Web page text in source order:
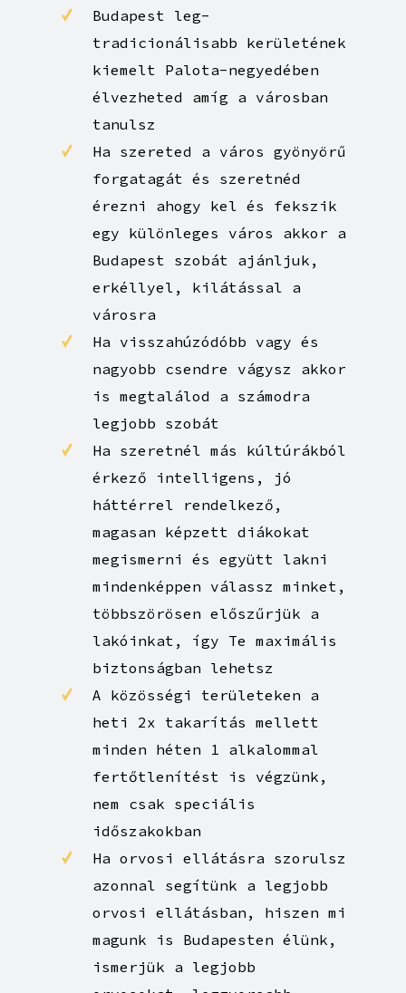
Budapest leg-
tradicionálisabb kerületének
kiemelt Palota-negyedében
élvezheted amíg a városban
tanulsz
Ha szereted a város gyönyörű
forgatagát és szeretnéd
érezni ahogy kel és fekszik
egy különleges város akkor a
Budapest szobát ajánljuk,
erkéllyel, kilátással a
városra
Ha visszahúzódóbb vagy és
nagyobb csendre vágysz akkor
is megtalálod a számodra
legjobb szobát
Ha szeretnél más kúltúrákból
érkező intelligens, jó
háttérrel rendelkező,
magasan képzett diákokat
megismerni és együtt lakni
mindenképpen válassz minket,
többszörösen előszűrjük a
lakóinkat, így Te maximális
biztonságban lehetsz
A közösségi területeken a
heti 2x takarítás mellett
minden héten 1 alkalommal
fertőtlenítést is végzünk,
nem csak speciális
időszakokban
Ha orvosi ellátásra szorulsz
azonnal segítünk a legjobb
orvosi ellátásban, hiszen mi
magunk is Budapesten élünk,
ismerjük a legjobb